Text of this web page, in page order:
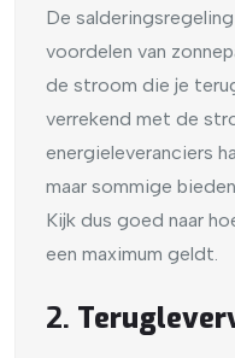
De
voordelen van
de stroom die je
verrekend met de
energieleveranciers
maar sommige
Kijk dus goed naar
een maximum geldt.
2.